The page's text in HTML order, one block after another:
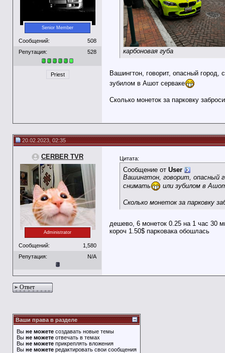
Senior Member
Сообщений:
508
Репутация:
528
Priest
карбоновая губа
Вашингтон, говорит, опасный город,
зубилом в Ашот серваке
Сколько монеток за парковку
20.02.2023, 02:35
CERBER TVR
Administrator
Сообщений:
1,580
Репутация:
N/A
Цитата:
Сообщение от User
Вашингтон, говорит, опасный
снимать
или зубилом в
Сколько монеток за парковку
дешево, 6 монеток 0.25 на 1 час 30
короч 1.50$ парковака обошлась
Ответ
Ваши права в разделе
Вы не можете создавать новые темы
Вы не можете отвечать в темах
Вы не можете прикреплять вложения
Вы не можете редактировать свои сообщения